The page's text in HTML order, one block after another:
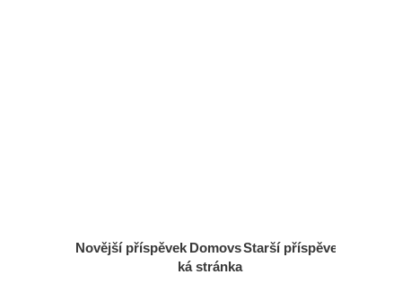
Novější příspěvek Starší příspěvek
Domovs
ká stránka